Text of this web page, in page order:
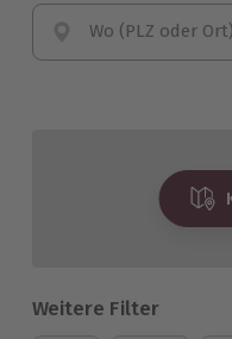
Wo (PLZ oder Ort)
Weitere Filter